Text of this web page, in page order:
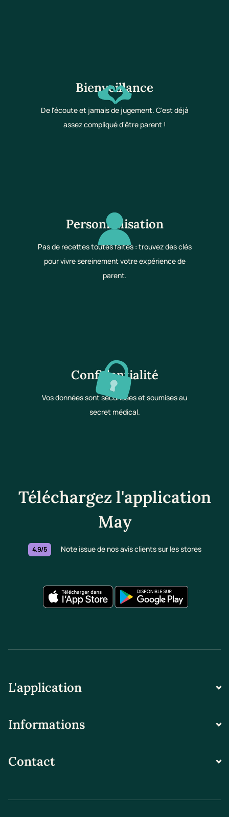
Bienveillance
De l'écoute et jamais de jugement. C'est déjà
assez compliqué d'être parent !
Personnalisation
Pas de recettes toutes faites : trouvez des clés
pour vivre sereinement votre expérience de
parent.
Confidentialité
Vos données sont sécurisées et soumises au
secret médical.
Téléchargez l'application
May
4.9/5 Note issue de nos avis clients sur les stores
L'application
Informations
Contact